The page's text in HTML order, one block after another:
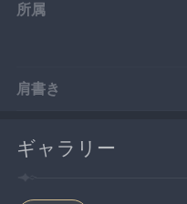
所属
肩書き
ギャラリー